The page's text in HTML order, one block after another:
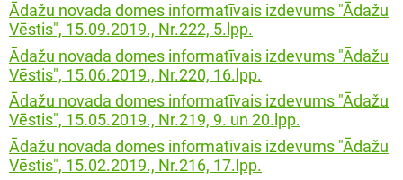
Ādažu novada domes informatīvais izdevums "Ādažu
Vēstis", 15.09.2019., Nr.222, 5.lpp.
Ādažu novada domes informatīvais izdevums "Ādažu
Vēstis", 15.06.2019., Nr.220, 16.lpp.
Ādažu novada domes informatīvais izdevums "Ādažu
Vēstis", 15.05.2019., Nr.219, 9. un 20.lpp.
Ādažu novada domes informatīvais izdevums "Ādažu
Vēstis", 15.02.2019., Nr.216, 17.lpp.